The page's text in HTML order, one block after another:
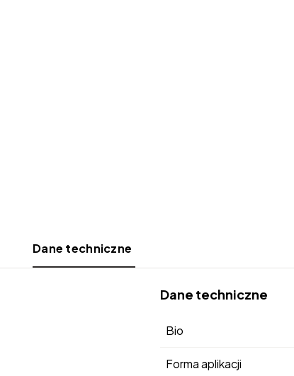
Dane techniczne
Dane techniczne
Bio
Forma aplikacji